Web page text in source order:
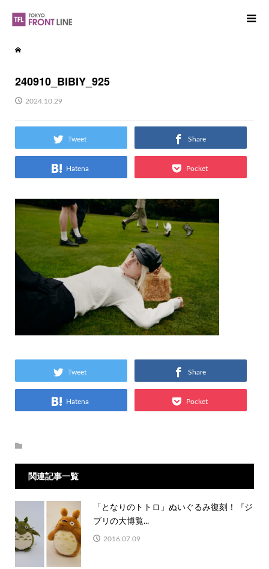
240910_BIBIY_925
2024.10.29
Tweet Share
Hatena Pocket
Tweet Share
Hatena Pocket
関連記事一覧
「となりのトトロ」ぬいぐるみ復刻！『ジ
ブリの大博覧...
2016.07.09